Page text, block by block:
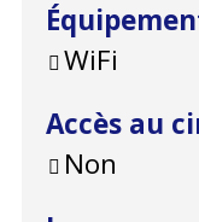
WiFi
Accès au
Non